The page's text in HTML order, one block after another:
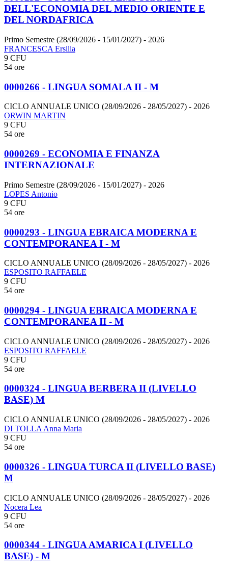
DELL'ECONOMIA DEL MEDIO ORIENTE E
DEL NORDAFRICA
Primo Semestre (28/09/2026 - 15/01/2027) - 2026
FRANCESCA Ersilia
9 CFU
54 ore
0000266 - LINGUA SOMALA II - M
CICLO ANNUALE UNICO (28/09/2026 - 28/05/2027) - 2026
ORWIN MARTIN
9 CFU
54 ore
0000269 - ECONOMIA E FINANZA
INTERNAZIONALE
Primo Semestre (28/09/2026 - 15/01/2027) - 2026
LOPES Antonio
9 CFU
54 ore
0000293 - LINGUA EBRAICA MODERNA E
CONTEMPORANEA I - M
CICLO ANNUALE UNICO (28/09/2026 - 28/05/2027) - 2026
ESPOSITO RAFFAELE
9 CFU
54 ore
0000294 - LINGUA EBRAICA MODERNA E
CONTEMPORANEA II - M
CICLO ANNUALE UNICO (28/09/2026 - 28/05/2027) - 2026
ESPOSITO RAFFAELE
9 CFU
54 ore
0000324 - LINGUA BERBERA II (LIVELLO
BASE) M
CICLO ANNUALE UNICO (28/09/2026 - 28/05/2027) - 2026
DI TOLLA Anna Maria
9 CFU
54 ore
0000326 - LINGUA TURCA II (LIVELLO BASE)
M
CICLO ANNUALE UNICO (28/09/2026 - 28/05/2027) - 2026
Nocera Lea
9 CFU
54 ore
0000344 - LINGUA AMARICA I (LIVELLO
BASE) - M